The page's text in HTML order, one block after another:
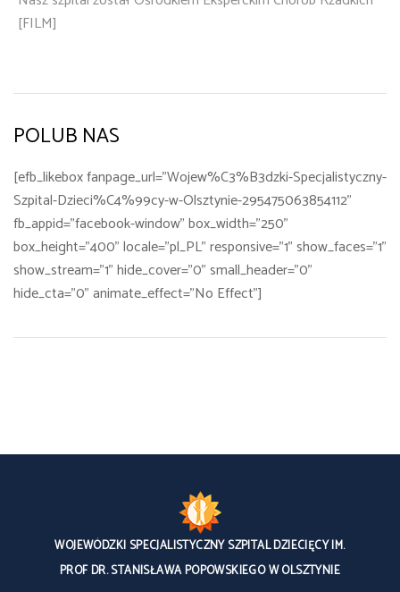
[FILM]
POLUB NAS
[efb_likebox fanpage_url="Wojew%C3%B3dzki-Specjalistyczny-
Szpital-Dzieci%C4%99cy-w-Olsztynie-295475063854112"
fb_appid="facebook-window" box_width="250"
box_height="400" locale="pl_PL" responsive="1" show_faces="1"
show_stream="1" hide_cover="0" small_header="0"
hide_cta="0" animate_effect="No Effect"]
WOJEWÓDZKI SPECJALISTYCZNY SZPITAL DZIECIĘCY IM.
PROF DR. STANISŁAWA POPOWSKIEGO W OLSZTYNIE